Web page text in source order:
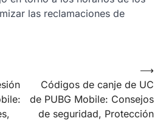
las reclamaciones de
Códigos de canje de UC
de PUBG Mobile: Consejos
de seguridad, Protección
⟶